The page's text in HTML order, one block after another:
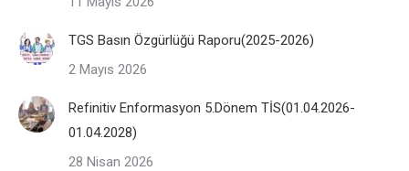
TGS Basın Özgürlüğü Raporu(2025-2026)
2 Mayıs 2026
Refinitiv Enformasyon 5.Dönem TİS(01.04.2026-
01.04.2028)
28 Nisan 2026